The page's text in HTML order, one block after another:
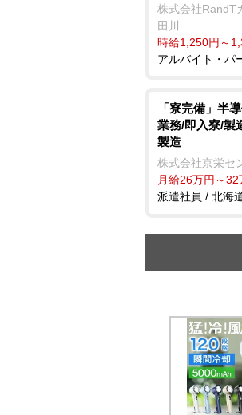
株式会社RandT
田川
時給1,250円～
アルバイト・パ
「寮完備」半
業務/即入寮/製
製造
株式会社京栄セ
月給26万円～32
派遣社員 / 北海